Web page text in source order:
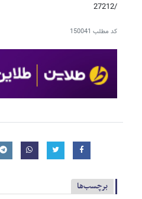
/27212
کد مطلب 150041
برچسب‌ها